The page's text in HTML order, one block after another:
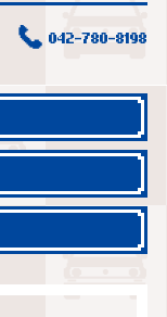
042-780-8198